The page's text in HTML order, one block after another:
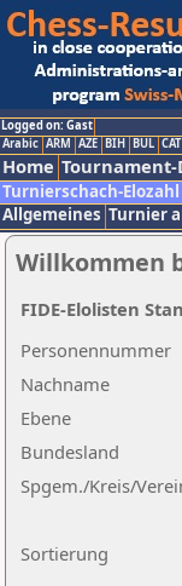
Logged on: Gast
Arabic ARM AZE BIH BUL CAT
Home Tournament-
Turnierschach-Elozahl
Allgemeines Turnier
Willkommen
Nachname
Ebene
Sortierung
Personennummer
Bundesland
Spgem./Kreis/
FIDE-Elolisten